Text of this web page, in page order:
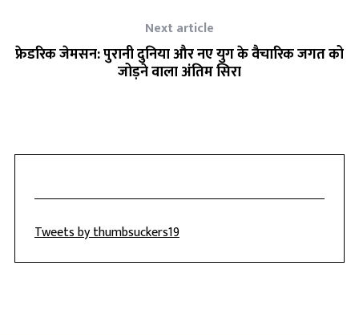
Next article
फ्रेडरिक जेमसन: पुरानी दुनिया और नए युग के वैचारिक जगत को
जोड़ने वाला अंतिम सिरा
Tweets by thumbsuckers19